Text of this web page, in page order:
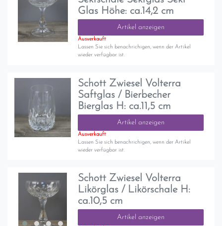
Glas Höhe: ca.14,2 cm
Artikel anzeigen
Ausverkauft
Lassen Sie sich benachrichigen, wenn der Artikel
wieder verfügbar ist.
Schott Zwiesel Volterra
Saftglas / Bierbecher
Bierglas H: ca.11,5 cm
Artikel anzeigen
Ausverkauft
Lassen Sie sich benachrichigen, wenn der Artikel
wieder verfügbar ist.
Schott Zwiesel Volterra
Likörglas / Likörschale H:
ca.10,5 cm
Artikel anzeigen